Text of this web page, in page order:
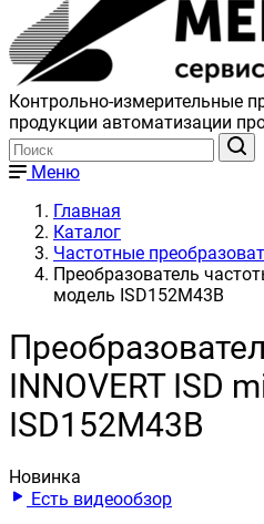
Контрольно-измерительные
продукции автоматизации
Меню
Главная
Каталог
Частотные
Преобразователь
модель ISD152M43B
INNOVERT ISD
ISD152M43B
Новинка
Есть видеообзор